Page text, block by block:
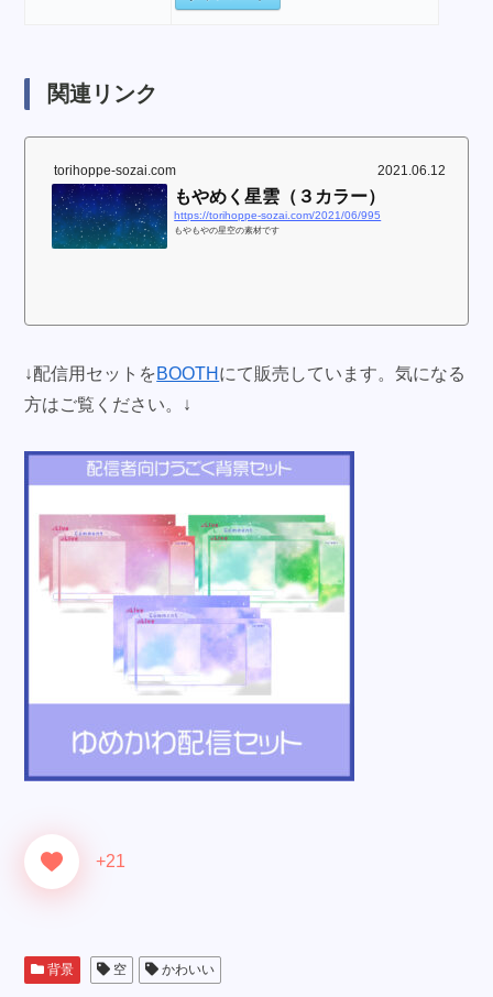
関連リンク
torihoppe-sozai.com 2021.06.12
もやめく星雲（３カラー）
https://torihoppe-sozai.com/2021/06/995
もやもやの星空の素材です
↓配信用セットをBOOTH にて販売しています。気になる
方はご覧ください。↓
+21
背景 空 かわいい